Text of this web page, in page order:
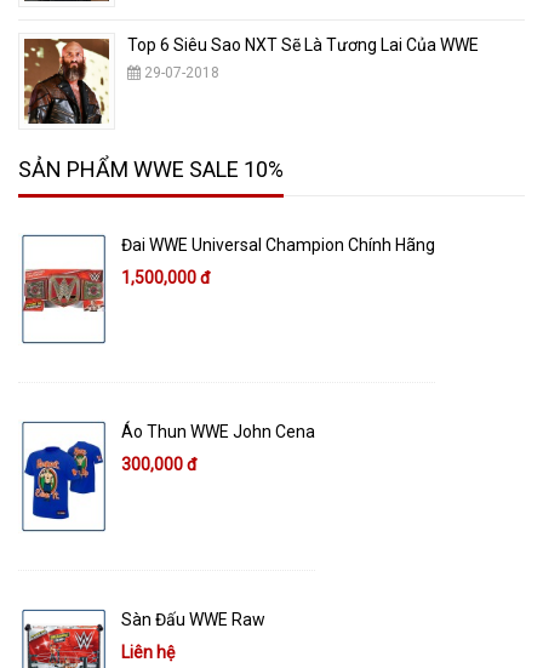
Top 6 Siêu Sao NXT Sẽ Là Tương Lai Của WWE
29-07-2018
SẢN PHẨM WWE SALE 10%
Đai WWE Universal Champion Chính Hãng
1,500,000 đ
Áo Thun WWE John Cena
300,000 đ
Sàn Đấu WWE Raw
Liên hệ